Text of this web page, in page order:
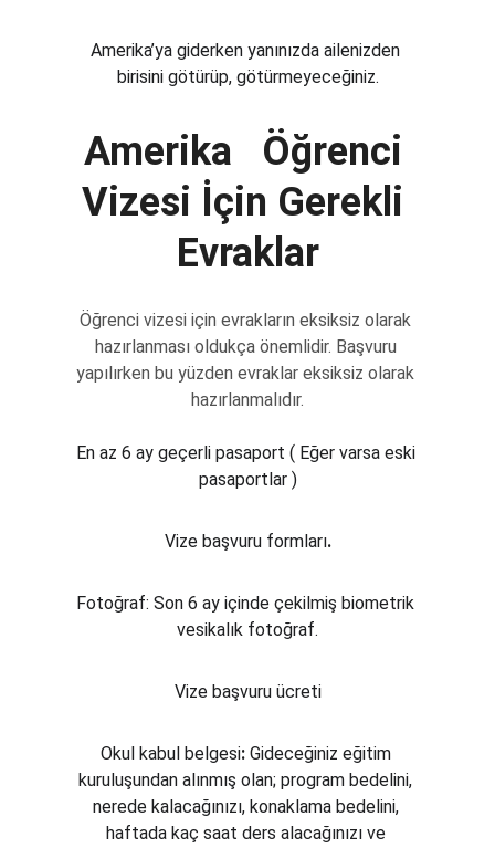
Amerika’ya giderken yanınızda ailenizden
birisini götürüp, götürmeyeceğiniz.
Amerika   Öğrenci
Vizesi İçin Gerekli
Evraklar
Öğrenci vizesi için evrakların eksiksiz olarak
hazırlanması oldukça önemlidir. Başvuru
yapılırken bu yüzden evraklar eksiksiz olarak
hazırlanmalıdır.
En az 6 ay geçerli pasaport ( Eğer varsa eski
pasaportlar )
Vize başvuru formları.
Fotoğraf: Son 6 ay içinde çekilmiş biometrik
vesikalık fotoğraf.
Vize başvuru ücreti
Okul kabul belgesi: Gideceğiniz eğitim
kuruluşundan alınmış olan; program bedelini,
nerede kalacağınızı, konaklama bedelini,
haftada kaç saat ders alacağınızı ve